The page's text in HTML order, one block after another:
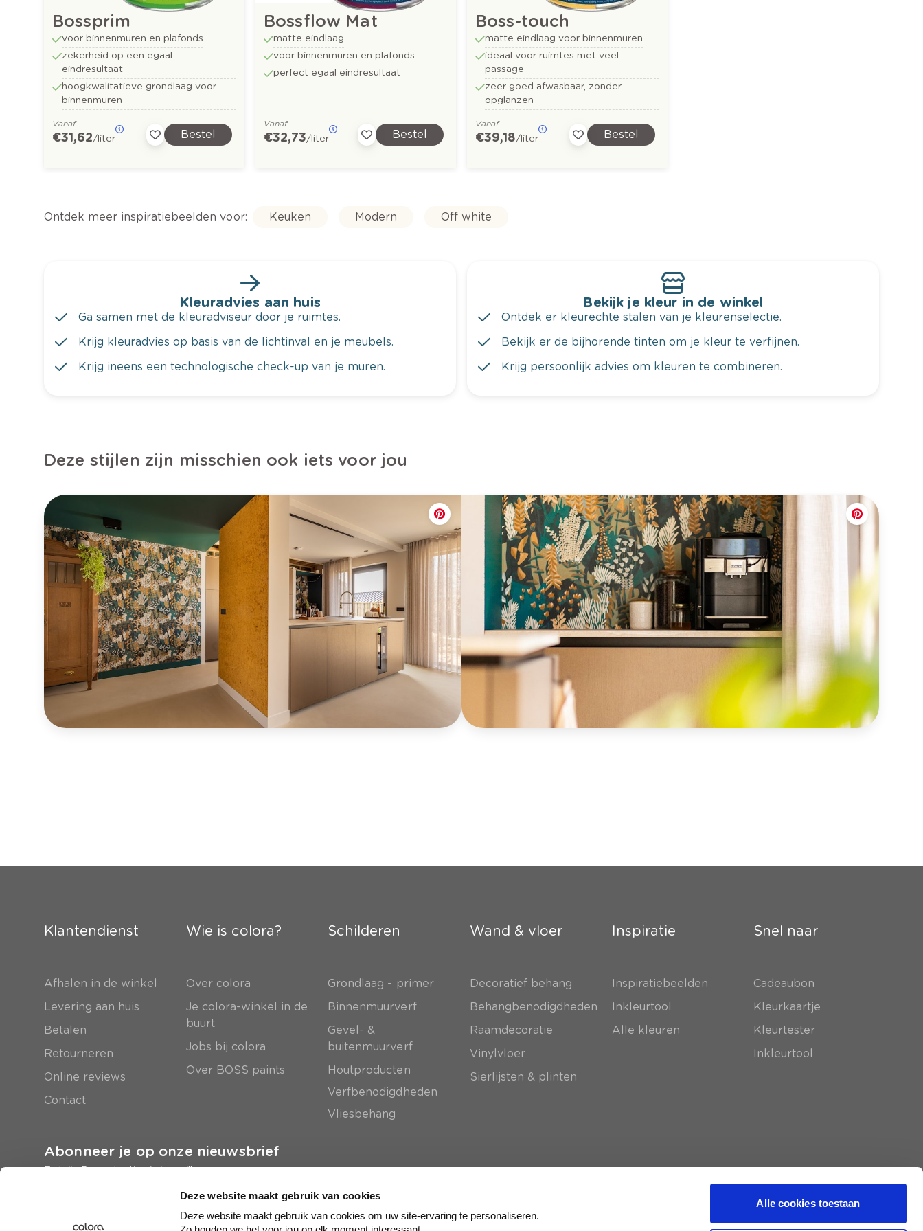
Deze website maakt gebruik van cookies
Deze website maakt gebruik van cookies om uw site-ervaring te personaliseren.
Alle cookies toestaan
Bossprim
voor binnenmuren en plafonds
zekerheid op een egaal
eindresultaat
hoogkwalitatieve grondlaag voor
binnenmuren
Vanaf
€ 31,62/liter Bestel
Bossflow Mat
matte eindlaag
voor binnenmuren en plafonds
perfect egaal eindresultaat
Vanaf
€ 32,73/liter Bestel
Boss-touch
matte eindlaag voor binnenmuren
ideaal voor ruimtes met veel
passage
zeer goed afwasbaar, zonder
opglanzen
Vanaf
€ 39,18/liter Bestel
Ontdek meer inspiratiebeelden voor: Keuken Modern Off white
Kleuradvies aan huis
Ga samen met de kleuradviseur door je ruimtes.
Krijg kleuradvies op basis van de lichtinval en je meubels.
Krijg ineens een technologische check-up van je muren.
Bekijk je kleur in de winkel
Ontdek er kleurechte stalen van je kleurenselectie.
Bekijk er de bijhorende tinten om je kleur te verfijnen.
Krijg persoonlijk advies om kleuren te combineren.
Deze stijlen zijn misschien ook iets voor jou
Klantendienst
Afhalen in de winkel
Levering aan huis
Betalen
Retourneren
Online reviews
Contact
Wie is colora?
Over colora
Je colora-winkel in de
buurt
Jobs bij colora
Over BOSS paints
Schilderen
Grondlaag - primer
Binnenmuurverf
Gevel- &
buitenmuurverf
Houtproducten
Verfbenodigdheden
Vliesbehang
Wand & vloer
Decoratief behang
Behangbenodigdheden
Raamdecoratie
Vinylvloer
Sierlijsten & plinten
Inspiratie
Inspiratiebeelden
Inkleurtool
Alle kleuren
Snel naar
Cadeaubon
Kleurkaartje
Kleurtester
Inkleurtool
Abonneer je op onze nieuwsbrief
En krijg 5 euro korting in je mailbox
Inschrijven